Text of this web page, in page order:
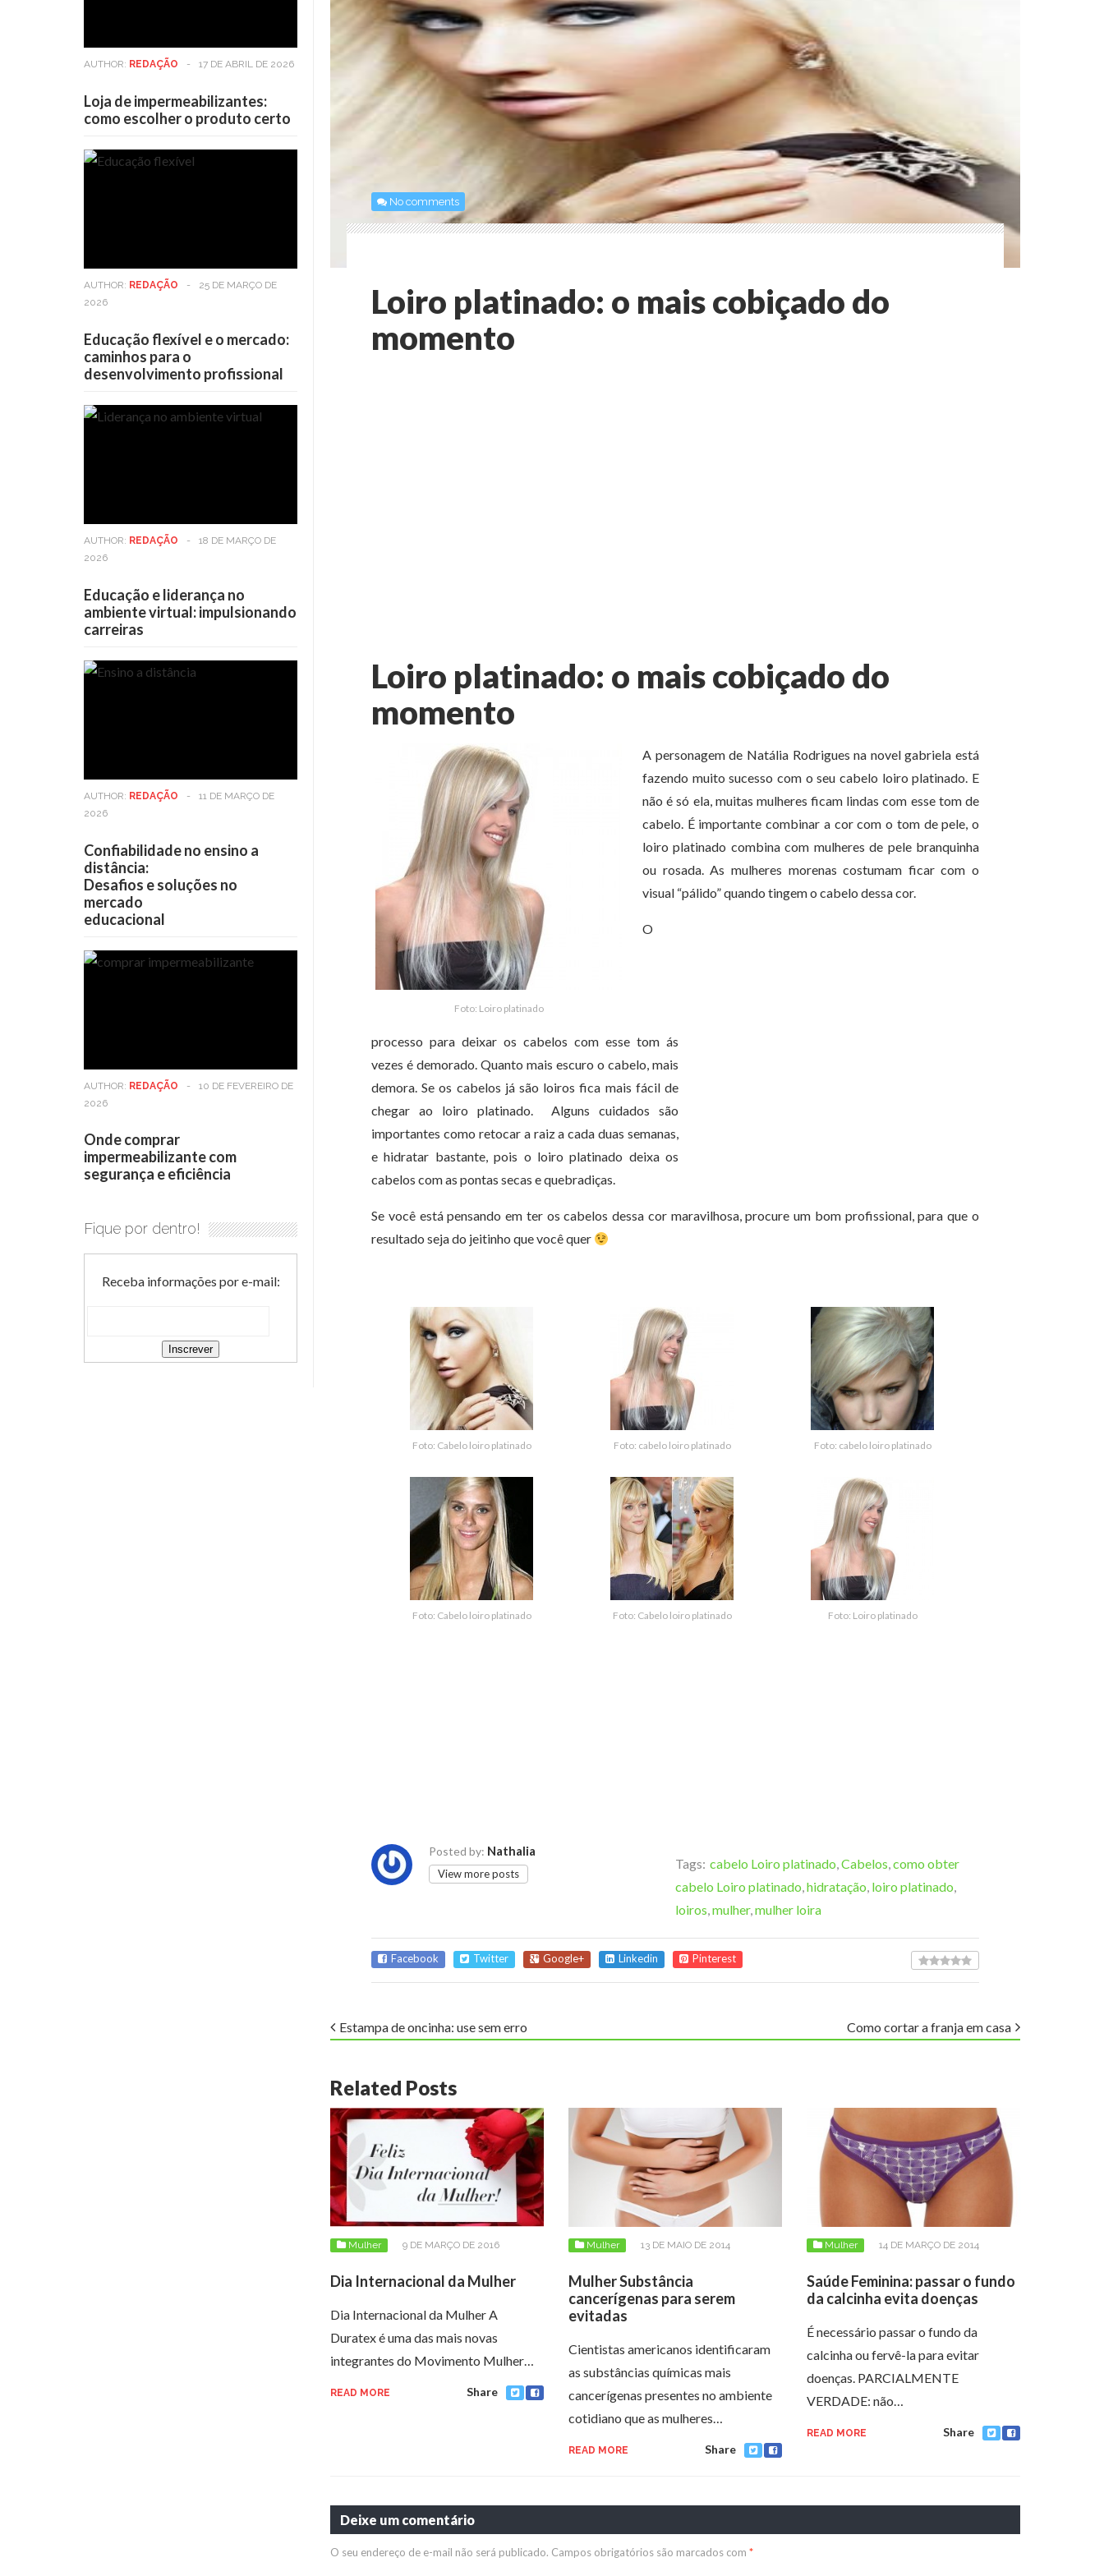
No comments
Loiro platinado: o mais cobiçado do
momento
Loiro platinado: o mais cobiçado do
momento
Foto: Loiro platinado
A personagem de Natália Rodrigues na novel gabriela está
fazendo muito sucesso com o seu cabelo loiro platinado. E
não é só ela, muitas mulheres ficam lindas com esse tom de
cabelo. É importante combinar a cor com o tom de pele, o
loiro platinado combina com mulheres de pele branquinha
ou rosada. As mulheres morenas costumam ficar com o
visual “pálido” quando tingem o cabelo dessa cor.
O
processo para deixar os cabelos com esse tom ás
vezes é demorado. Quanto mais escuro o cabelo, mais
demora. Se os cabelos já são loiros fica mais fácil de
chegar ao loiro platinado. Alguns cuidados são
importantes como retocar a raiz a cada duas semanas,
e hidratar bastante, pois o loiro platinado deixa os
cabelos com as pontas secas e quebradiças.
Se você está pensando em ter os cabelos dessa cor maravilhosa, procure um bom profissional, para que o
resultado seja do jeitinho que você quer
Foto: Cabelo loiro platinado Foto: cabelo loiro platinado Foto: cabelo loiro platinado
Foto: Cabelo loiro platinado Foto: Cabelo loiro platinado Foto: Loiro platinado
Posted by: Nathalia
View more posts
Tags: cabelo Loiro platinado,Cabelos,como obter
cabelo Loiro platinado,hidratação, loiro platinado,
loiros,mulher,mulher loira
Facebook Twitter Google+ Linkedin Pinterest
Estampa de oncinha: use sem erro Como cortar a franja em casa
Related Posts
Mulher 9 DE MARÇO DE 2016
Dia Internacional da Mulher
Dia Internacional da Mulher A
Duratex é uma das mais novas
integrantes do Movimento Mulher…
READ MORE Share
Mulher 13 DE MAIO DE 2014
Mulher Substância
cancerígenas para serem
evitadas
Cientistas americanos identificaram
as substâncias químicas mais
cancerígenas presentes no ambiente
cotidiano que as mulheres…
READ MORE Share
Mulher 14 DE MARÇO DE 2014
Saúde Feminina: passar o fundo
da calcinha evita doenças
É necessário passar o fundo da
calcinha ou fervê-la para evitar
doenças. PARCIALMENTE
VERDADE: não…
READ MORE Share
Deixe um comentário
O seu endereço de e-mail não será publicado. Campos obrigatórios são marcados com *
AUTHOR: REDAÇÃO - 17 DE ABRIL DE 2026
Loja de impermeabilizantes:
como escolher o produto certo
AUTHOR: REDAÇÃO -
25 DE MARÇO DE
2026
Educação flexível e o mercado:
caminhos para o
desenvolvimento profissional
AUTHOR: REDAÇÃO -
18 DE MARÇO DE
2026
Educação e liderança no
ambiente virtual: impulsionando
carreiras
AUTHOR: REDAÇÃO -
11 DE MARÇO DE
2026
Confiabilidade no ensino a
distância:
Desafios e soluções no
mercado
educacional
AUTHOR: REDAÇÃO -
10 DE FEVEREIRO DE
2026
Onde comprar
impermeabilizante com
segurança e eficiência
Fique por dentro!
Receba informações por e-mail: